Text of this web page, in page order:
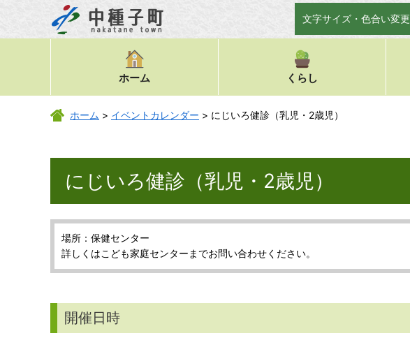
文字サイズ・色合い変更
ホーム くらし
ホーム > イベントカレンダー > にじいろ健診（乳児・2歳児）
にじいろ健診（乳児・2歳児）
場所：保健センター
詳しくはこども家庭センターまでお問い合わせください。
開催日時